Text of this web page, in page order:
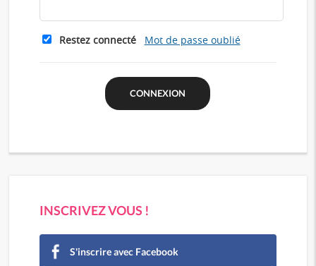
Restez connecté Mot de passe oublié
INSCRIVEZ VOUS !
S'inscrire avec Facebook